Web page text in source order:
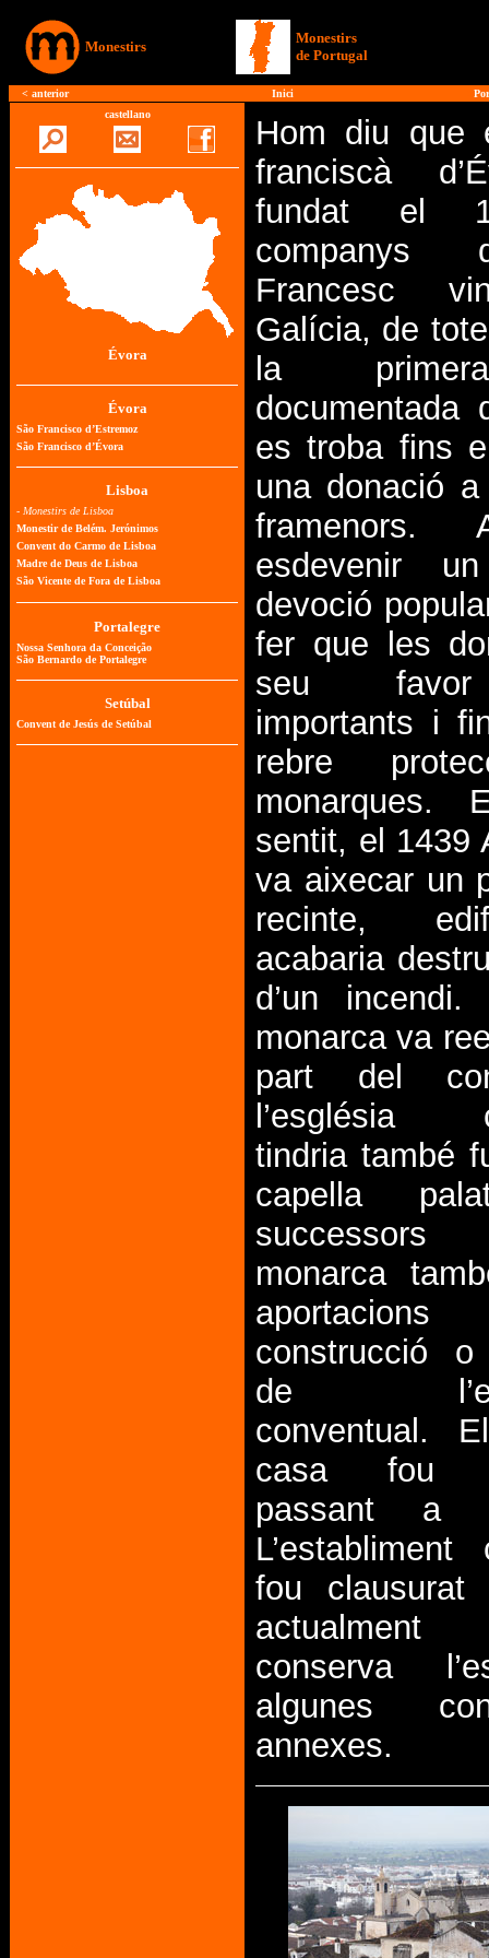
Monestirs
Monestirs
de Portugal
< anterior Inici
castellano
Évora
Hom diu que
franciscà
fundat el
companys
Francesc
Galícia, de
la
documentada
es troba fins
una donació
framenors.
esdevenir
devoció
fer que les
seu
importants i
rebre
monarques.
sentit, el 1439
va aixecar un
recinte,
acabaria
d’un
monarca va
part del
l’església
tindria també
capella
successors
monarca
construcció o
de
conventual.
casa fou
passant a
L’establiment
fou
conserva
algunes
annexes.